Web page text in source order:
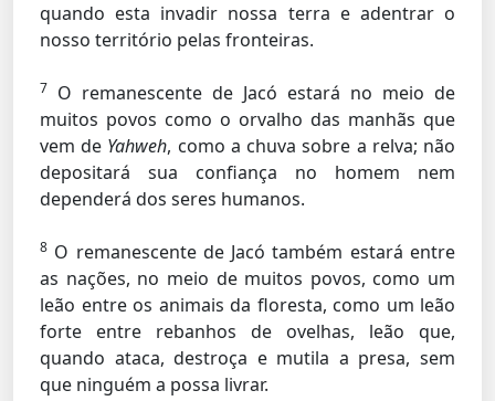
quando esta invadir nossa terra e adentrar o
nosso território pelas fronteiras.
7 O remanescente de Jacó estará no meio de
muitos povos como o orvalho das manhãs que
vem de Yahweh, como a chuva sobre a relva; não
depositará sua confiança no homem nem
dependerá dos seres humanos.
8 O remanescente de Jacó também estará entre
as nações, no meio de muitos povos, como um
leão entre os animais da floresta, como um leão
forte entre rebanhos de ovelhas, leão que,
quando ataca, destroça e mutila a presa, sem
que ninguém a possa livrar.